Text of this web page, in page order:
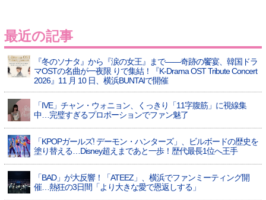
最近の記事
『冬のソナタ』から『涙の女王』まで――奇跡の饗宴、韓国ドラ
マOSTの名曲が一夜限 りで集結！『K-Drama OST Tribute Concert
2026』11 月 10 日、横浜BUNTAIで開催
「IVE」チャン・ウォニョン、くっきり「11字腹筋」に視線集
中…完璧すぎるプロポーションでファン魅了
「KPOPガールズ! デーモン・ハンターズ」、ビルボードの歴史を
塗り替える…Disney超えまであと一歩！歴代最長1位へ王手
「BAD」が大反響！「ATEEZ」、横浜でファンミーティング開
催…熱狂の3日間「より大きな愛で恩返しする」